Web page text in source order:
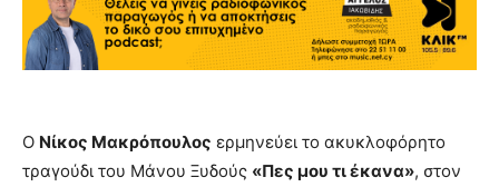
Ο Νίκος Μακρόπουλος ερμηνεύει το ακυκλοφόρητο
τραγούδι του Μάνου Ξυδούς «Πες μου τι έκανα», στον